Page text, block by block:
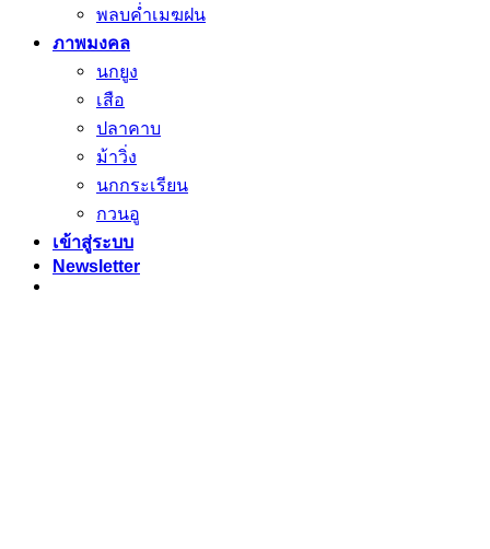
พลบค่ำเมฆฝน
ภาพมงคล
นกยูง
เสือ
ปลาคาบ
ม้าวิ่ง
นกกระเรียน
กวนอู
เข้าสู่ระบบ
Newsletter